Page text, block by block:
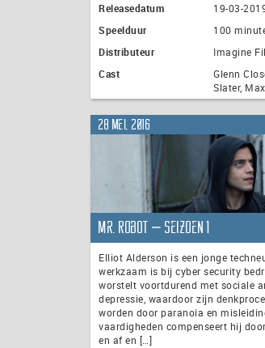
Releasedatum
19-03-
Speelduur
100
Distributeur
Imagine
Cast
Glenn
Slater,
28 mei, 2016
Mr. Robot – seizoen 1
Elliot Alderson is een jonge
werkzaam is bij cyber security
worstelt voortdurend met sociale
depressie, waardoor zijn
worden door paranoia en
vaardigheden compenseert hij
en af en […]